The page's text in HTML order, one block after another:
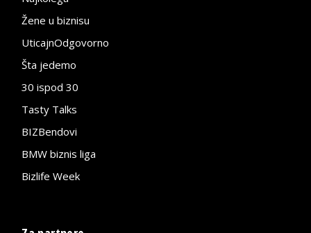
Žene u biznisu
UticajnOdgovorno
Šta jedemo
30 ispod 30
Tasty Talks
BIZBendovi
BMW biznis liga
Bizlife Week